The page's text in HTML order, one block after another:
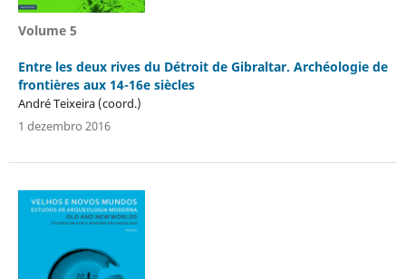
Volume 5
Entre les deux rives du Détroit de Gibraltar. Archéologie de
frontières aux 14-16e siècles
André Teixeira (coord.)
1 dezembro 2016